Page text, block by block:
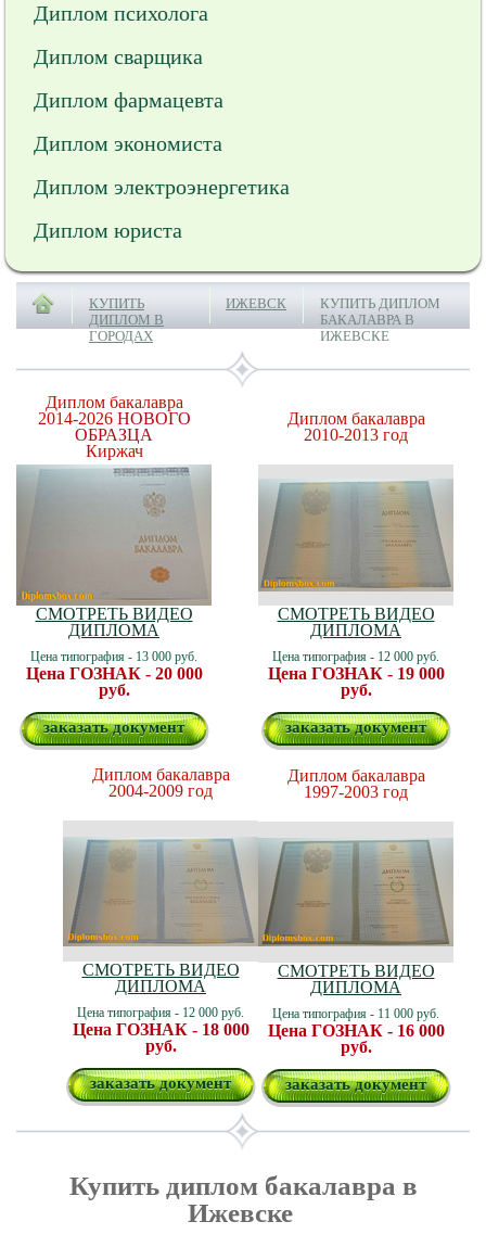
Диплом психолога
Диплом сварщика
Диплом фармацевта
Диплом экономиста
Диплом электроэнергетика
Диплом юриста
КУПИТЬ
ДИПЛОМ В
ГОРОДАХ
ИЖЕВСК
КУПИТЬ ДИПЛОМ
БАКАЛАВРА В
ИЖЕВСКЕ
Диплом бакалавра
2014-2026 НОВОГО
ОБРАЗЦА
Киржач
СМОТРЕТЬ ВИДЕО
ДИПЛОМА
Цена типография - 13 000 руб.
Цена ГОЗНАК - 20 000
руб.
заказать документ
Диплом бакалавра
2010-2013 год
СМОТРЕТЬ ВИДЕО
ДИПЛОМА
Цена типография - 12 000 руб.
Цена ГОЗНАК - 19 000
руб.
заказать документ
Диплом бакалавра
2004-2009 год
СМОТРЕТЬ ВИДЕО
ДИПЛОМА
Цена типография - 12 000 руб.
Цена ГОЗНАК - 18 000
руб.
заказать документ
Диплом бакалавра
1997-2003 год
СМОТРЕТЬ ВИДЕО
ДИПЛОМА
Цена типография - 11 000 руб.
Цена ГОЗНАК - 16 000
руб.
заказать документ
Купить диплом бакалавра в
Ижевске